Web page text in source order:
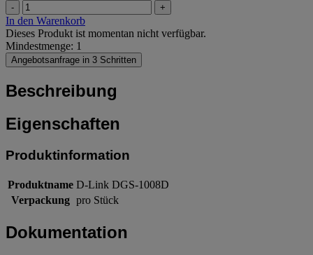
- +
In den Warenkorb
Dieses Produkt ist momentan nicht verfügbar.
Mindestmenge: 1
Angebotsanfrage in 3 Schritten
Beschreibung
Eigenschaften
Produktinformation
Produktname D-Link DGS-1008D
Verpackung pro Stück
Dokumentation